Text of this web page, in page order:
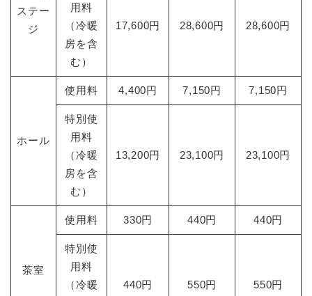
ステー
ジ
用料
（冷暖
房を含
む）
17,600円 28,600円 28,600円
ホール
使用料 4,400円 7,150円 7,150円
特別使
用料
（冷暖
房を含
む）
13,200円 23,100円 23,100円
茶室
使用料 330円 440円 440円
特別使
用料
（冷暖
440円 550円 550円